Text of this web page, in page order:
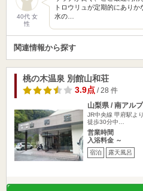
40代 女
性
トロウリュが定期的にあり
水の…
関連情報から探す
桃の木温泉 別館山和荘
3.9点/ 28 件
山梨県 / 南アル
JR中央線 甲府駅よ
徒歩30分中…
営業時間
入浴料金 ～
宿泊 露天風呂